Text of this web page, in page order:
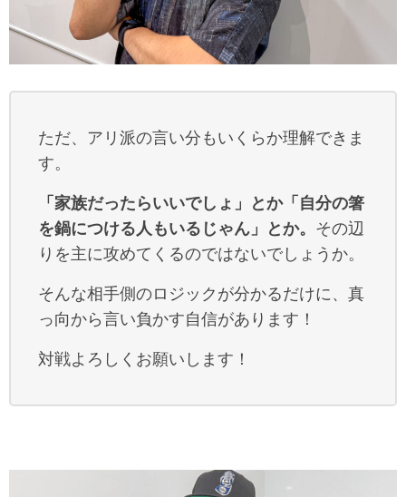
ただ、アリ派の言い分もいくらか理解できま
す。
「家族だったらいいでしょ」とか「自分の箸
を鍋につける人もいるじゃん」とか。 その辺
りを主に攻めてくるのではないでしょうか。
そんな相手側のロジックが分かるだけに、真
っ向から言い負かす自信があります！
対戦よろしくお願いします！